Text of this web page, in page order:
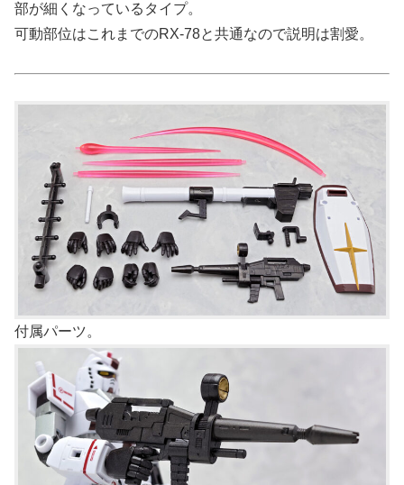
部が細くなっているタイプ。
可動部位はこれまでのRX-78と共通なので説明は割愛。
付属パーツ。